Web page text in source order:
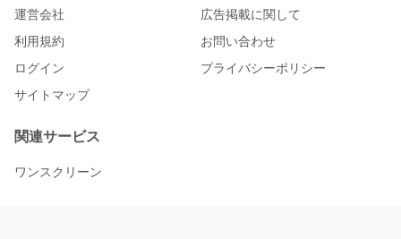
運営会社
広告掲載に関して
利用規約
お問い合わせ
ログイン
プライバシーポリシー
サイトマップ
関連サービス
ワンスクリーン